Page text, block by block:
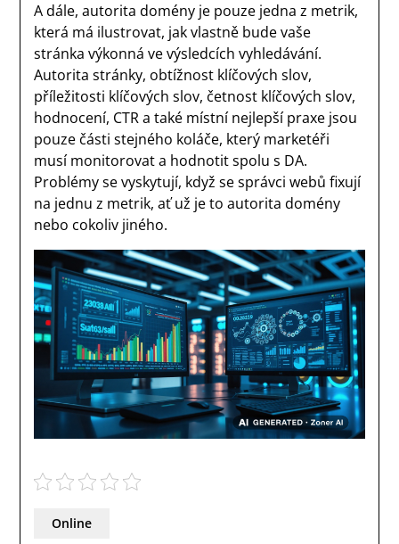
A dále, autorita domény je pouze jedna z metrik,
která má ilustrovat, jak vlastně bude vaše
stránka výkonná ve výsledcích vyhledávání.
Autorita stránky, obtížnost klíčových slov,
příležitosti klíčových slov, četnost klíčových slov,
hodnocení, CTR a také místní nejlepší praxe jsou
pouze části stejného koláče, který marketéři
musí monitorovat a hodnotit spolu s DA.
Problémy se vyskytují, když se správci webů fixují
na jednu z metrik, ať už je to autorita domény
nebo cokoliv jiného.
Online